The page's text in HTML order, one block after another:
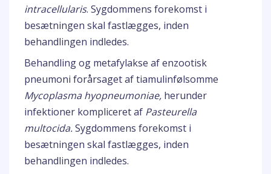
intracellularis. Sygdommens forekomst i
besætningen skal fastlægges, inden
behandlingen indledes.
Behandling og metafylakse af enzootisk
pneumoni forårsaget af tiamulinfølsomme
Mycoplasma hyopneumoniae, herunder
infektioner kompliceret af Pasteurella
multocida.Sygdommens forekomst i
besætningen skal fastlægges, inden
behandlingen indledes.